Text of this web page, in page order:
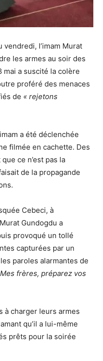
vendredi, l’imam Murat
les armes au soir des
a suscité la colère
proféré des menaces
de « rejetons
a été déclenchée
filmée en cachette. Des
ce n’est pas la
de la propagande
Cebeci, à
Gundogdu a
provoqué un tollé
capturées par un
paroles alarmantes de
frères, préparez vos
à charger leurs armes
qu’il a lui-même
prêts pour la soirée